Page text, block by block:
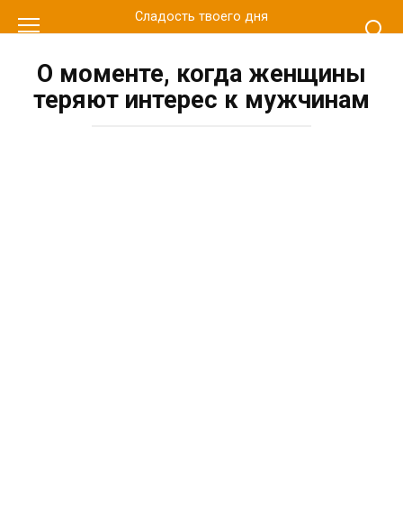
к
Сладость твоего дня
О моменте, когда женщины
теряют интерес к мужчинам